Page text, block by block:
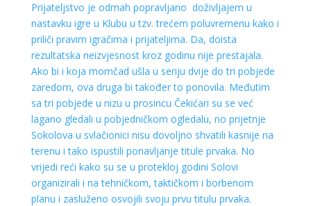
Prijateljstvo je odmah popravljano doživljajem u
nastavku igre u Klubu u tzv. trećem poluvremenu kako i
priliči pravim igračima i prijateljima. Da, doista
rezultatska neizvjesnost kroz godinu nije prestajala.
Ako bi i koja momčad ušla u seriju dvije do tri pobjede
zaredom, ova druga bi također to ponovila. Međutim
sa tri pobjede u nizu u prosincu Čekićari su se već
lagano gledali u pobjedničkom ogledalu, no prijetnje
Sokolova u svlačionici nisu dovoljno shvatili kasnije na
terenu i tako ispustili ponavljanje titule prvaka. No
vrijedi reći kako su se u protekloj godini Solovi
organizirali i na tehničkom, taktičkom i borbenom
planu i zasluženo osvojili svoju prvu titulu prvaka.